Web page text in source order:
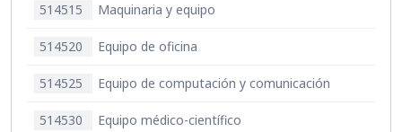
514515 Maquinaria y equipo
514520 Equipo de oficina
514525 Equipo de computación y comunicación
514530 Equipo médico-científico